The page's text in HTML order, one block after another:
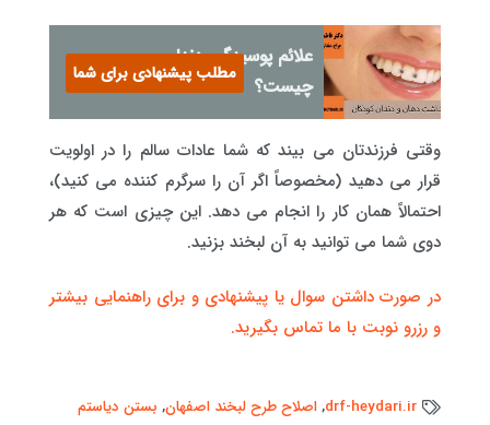
علائم پوسیدگی دندان
چیست؟
مطلب پیشنهادی برای شما
وقتی فرزندتان می بیند که شما عادات سالم را در اولویت
قرار می دهید (مخصوصاً اگر آن را سرگرم کننده می کنید)،
احتمالاً همان کار را انجام می دهد. این چیزی است که هر
دوی شما می توانید به آن لبخند بزنید.
در صورت داشتن سوال یا پیشنهادی و برای راهنمایی بیشتر
و رزرو نوبت با ما تماس بگیرید.
drf-heydari.ir
,اصلاح طرح لبخند اصفهان, بستن دیاستم